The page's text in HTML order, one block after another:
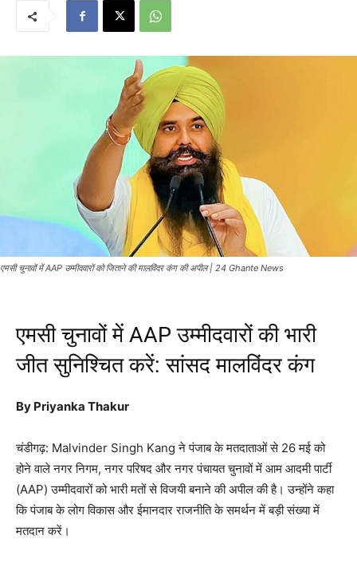
एमसी चुनावों में AAP उम्मीदवारों को जिताने की मालविंदर कंग की अपील | 24 Ghante News
एमसी चुनावों में AAP उम्मीदवारों की भारी
जीत सुनिश्चित करें: सांसद मालविंदर कंग
By Priyanka Thakur
चंडीगढ़: Malvinder Singh Kang ने पंजाब के मतदाताओं से 26 मई को
होने वाले नगर निगम, नगर परिषद और नगर पंचायत चुनावों में आम आदमी पार्टी
(AAP) उम्मीदवारों को भारी मतों से विजयी बनाने की अपील की है। उन्होंने कहा
कि पंजाब के लोग विकास और ईमानदार राजनीति के समर्थन में बड़ी संख्या में
मतदान करें।